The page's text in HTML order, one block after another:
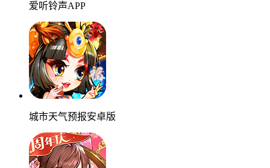
爱听铃声APP
城市天气预报安卓版